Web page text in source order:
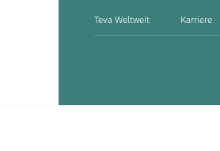
Teva Weltweit Karriere